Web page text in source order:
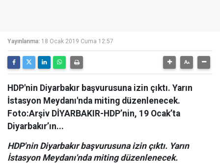
Yayınlanma: 18 Ocak 2019 Cuma 12:57
HDP'nin Diyarbakır başvurusuna izin çıktı. Yarın
İstasyon Meydanı'nda miting düzenlenecek.
Foto:Arşiv DİYARBAKIR-HDP’nin, 19 Ocak’ta
Diyarbakır’ın...
HDP'nin Diyarbakır başvurusuna izin çıktı. Yarın
İstasyon Meydanı'nda miting düzenlenecek.